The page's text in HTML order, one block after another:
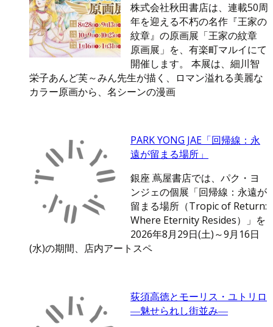
株式会社秋田書店は、連載50周
年を迎える不朽の名作『王家の
紋章』の原画展「王家の紋章
原画展」を、有楽町マルイにて
開催します。 本展は、細川智
栄子あんど芙～みん先生が描く、ロマン溢れる美麗な
カラー原画から、名シーンの漫画
PARK YONG JAE「回帰線：永
遠が留まる場所」
銀座 蔦屋書店では、パク・ヨ
ンジェの個展「回帰線：永遠が
留まる場所（Tropic of Return:
Where Eternity Resides）」を
2026年8月29日(土)～9月16日
(水)の期間、店内アートスペ
荻須高徳とモーリス・ユトリロ
―魅せられし街並み―